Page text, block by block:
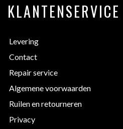
KLANTENSERVICE
Levering
Contact
Repair service
Algemene voorwaarden
Ruilen en retourneren
Privacy